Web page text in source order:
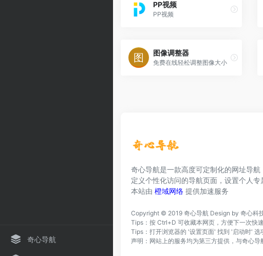
奇心导航
PP视频
PP视频
图像调整器
免费在线轻松调整图像大小
奇心导航是一款高度可定制化的网址导航
定义个性化访问的导航页面，设置个人专
本站由 橙域网络 提供加速服务
Copyright © 2019 奇心导航 Design by 奇心科
Tips：按 Ctrl+D 可收藏本网页，方便下一次快速
Tips：打开浏览器的 '设置页面' 找到 '启动时' 选
声明：网站上的服务均为第三方提供，与奇心导